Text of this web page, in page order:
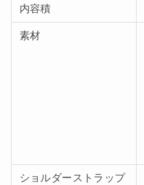
内容積
素材
ショルダーストラップ